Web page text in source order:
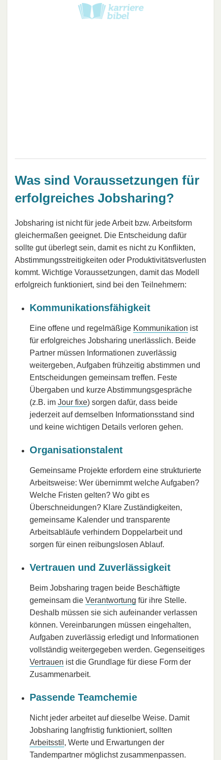
Was sind Voraussetzungen für
erfolgreiches Jobsharing?
Jobsharing ist nicht für jede Arbeit bzw. Arbeitsform
gleichermaßen geeignet. Die Entscheidung dafür
sollte gut überlegt sein, damit es nicht zu Konflikten,
Abstimmungsstreitigkeiten oder Produktivitätsverlusten
kommt. Wichtige Voraussetzungen, damit das Modell
erfolgreich funktioniert, sind bei den Teilnehmern:
Kommunikationsfähigkeit
Eine offene und regelmäßige Kommunikation ist
für erfolgreiches Jobsharing unerlässlich. Beide
Partner müssen Informationen zuverlässig
weitergeben, Aufgaben frühzeitig abstimmen und
Entscheidungen gemeinsam treffen. Feste
Übergaben und kurze Abstimmungsgespräche
(z.B. im Jour fixe) sorgen dafür, dass beide
jederzeit auf demselben Informationsstand sind
und keine wichtigen Details verloren gehen.
Organisationstalent
Gemeinsame Projekte erfordern eine strukturierte
Arbeitsweise: Wer übernimmt welche Aufgaben?
Welche Fristen gelten? Wo gibt es
Überschneidungen? Klare Zuständigkeiten,
gemeinsame Kalender und transparente
Arbeitsabläufe verhindern Doppelarbeit und
sorgen für einen reibungslosen Ablauf.
Vertrauen und Zuverlässigkeit
Beim Jobsharing tragen beide Beschäftigte
gemeinsam die Verantwortung für ihre Stelle.
Deshalb müssen sie sich aufeinander verlassen
können. Vereinbarungen müssen eingehalten,
Aufgaben zuverlässig erledigt und Informationen
vollständig weitergegeben werden. Gegenseitiges
Vertrauen ist die Grundlage für diese Form der
Zusammenarbeit.
Passende Teamchemie
Nicht jeder arbeitet auf dieselbe Weise. Damit
Jobsharing langfristig funktioniert, sollten
Arbeitsstil , Werte und Erwartungen der
Tandempartner möglichst zusammenpassen.